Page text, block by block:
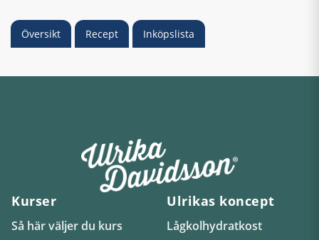
Översikt Recept Inköpslista
Kurser
Så här väljer du kurs
Ulrikas koncept
Lågkolhydratkost